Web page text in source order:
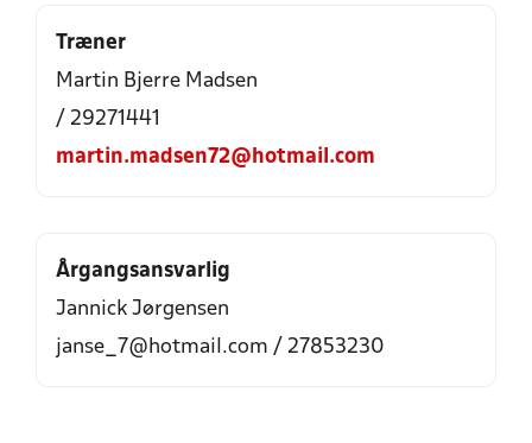
Træner
Martin Bjerre Madsen
/ 29271441
martin.madsen72@hotmail.com
Årgangsansvarlig
Jannick Jørgensen
janse_7@hotmail.com / 27853230